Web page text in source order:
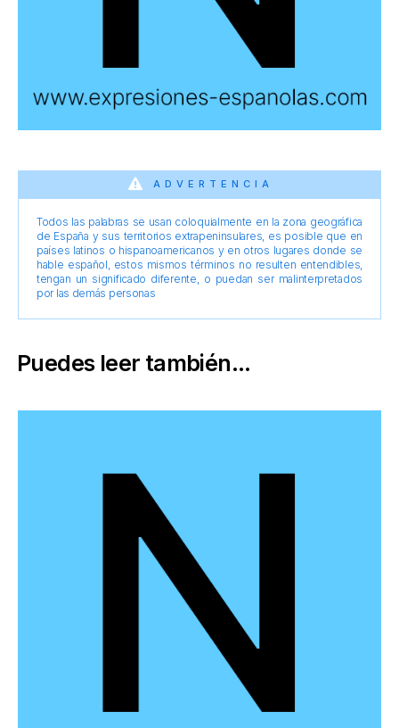
ADVERTENCIA
Todos las palabras se usan coloquialmente en la zona geográfica
de España y sus territorios extrapeninsulares, es posible que en
países latinos o hispanoamericanos y en otros lugares donde se
hable español, estos mismos términos no resulten entendibles,
tengan un significado diferente, o puedan ser malinterpretados
por las demás personas
Puedes leer también...